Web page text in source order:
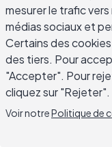
facile à lire : elle
forcer à
dire. Que vous
un article de
roman,
phrases rendra
efficace. Ce
pratiques que
mesurer le trafic
médias sociaux et
Certains des
des tiers. Pour
"Accepter". Pour
cliquez sur "Rejeter".
Voir notrePolitique de